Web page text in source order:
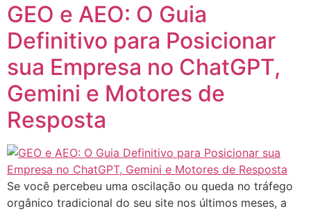
GEO e AEO: O Guia
Definitivo para Posicionar
sua Empresa no ChatGPT,
Gemini e Motores de
Resposta
Se você percebeu uma oscilação ou queda no tráfego
orgânico tradicional do seu site nos últimos meses, a